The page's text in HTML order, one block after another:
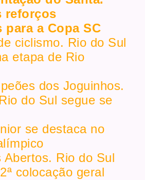
reforços
a Copa SC
ciclismo. Rio do Sul
etapa de Rio
dos Joguinhos.
do Sul segue se
se destaca no
Abertos. Rio do Sul
colocação geral